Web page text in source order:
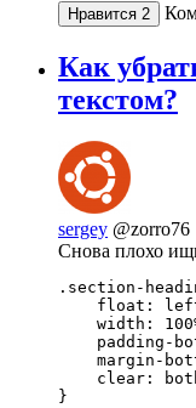
Нравится 2
Как
текстом?
sergey @zorro76
Снова плохо
.section-
float:
width:
padding-
margin-
clear:
}